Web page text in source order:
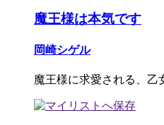
魔王様は本気です
岡崎シゲル
魔王様に求愛される、乙